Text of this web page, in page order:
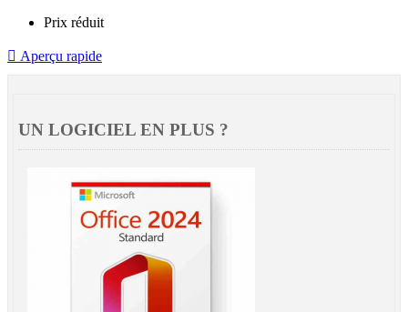
Prix réduit
 Aperçu rapide
UN LOGICIEL EN PLUS ?